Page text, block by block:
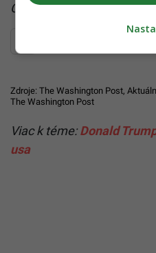
Čítaj viac z kategórie:
Ďakujeme, že čítaš
alebo si
Zdroje: The Washington Post,
The Washington Post
Viac k téme:Donald
usa